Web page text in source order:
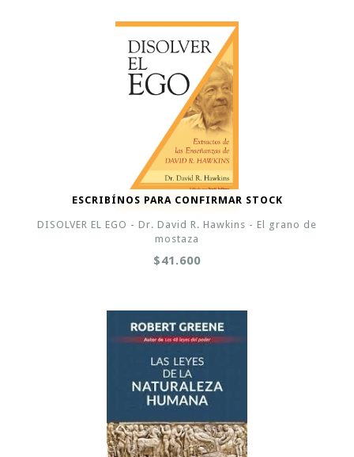
ESCRIBÍNOS PARA CONFIRMAR STOCK
DISOLVER EL EGO - Dr. David R. Hawkins - El grano de
mostaza
$41.600